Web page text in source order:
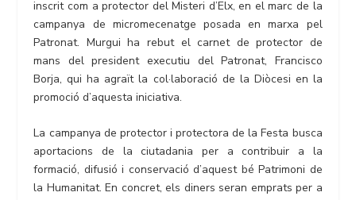
inscrit com a protector del Misteri d’Elx, en el marc de la
campanya de micromecenatge posada en marxa pel
Patronat. Murgui ha rebut el carnet de protector de
mans del president executiu del Patronat, Francisco
Borja, qui ha agraït la col·laboració de la Diòcesi en la
promoció d’aquesta iniciativa.
La campanya de protector i protectora de la Festa busca
aportacions de la ciutadania per a contribuir a la
formació, difusió i conservació d’aquest bé Patrimoni de
la Humanitat. En concret, els diners seran emprats per a